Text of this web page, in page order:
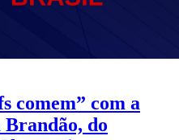
comem” com a
do